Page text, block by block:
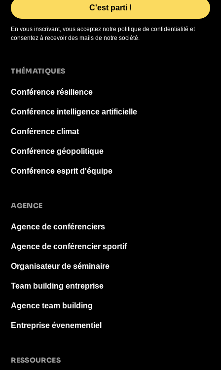
En vous inscrivant, vous acceptez notre politique de confidentialité et
consentez à recevoir des mails de notre société.
THÉMATIQUES
Conférence résilience
Conférence intelligence artificielle
Conférence climat
Conférence géopolitique
Conférence esprit d'équipe
AGENCE
Agence de conférenciers
Agence de conférencier sportif
Organisateur de séminaire
Team building entreprise
Agence team building
Entreprise évenementiel
RESSOURCES